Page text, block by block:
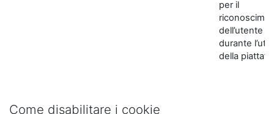
per il
dell’utente
durante
della
Come disabilitare i cookie